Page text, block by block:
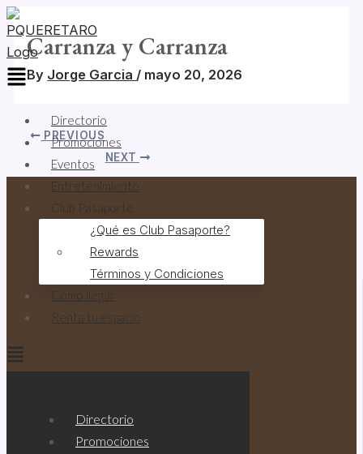
Skip
to
content
Menu
Directorio
Promociones
Eventos
Entretenimiento
Club Pasaporte
¿Qué es Club Pasaporte?
Rewards
Términos y Condiciones
Cómo llegar
Renta tu espacio
Directorio
Promociones
Carranza y Carranza
By Jorge Garcia / mayo 20, 2026
PREVIOUS
NEXT